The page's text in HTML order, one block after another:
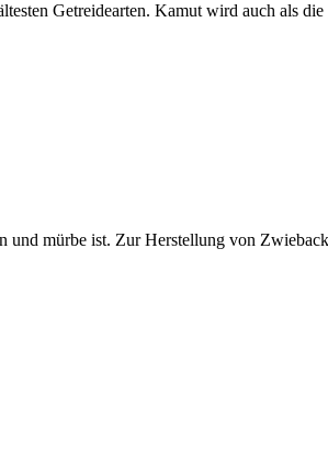
Getreidearten. Kamut wird auch als die
und mürbe ist. Zur Herstellung von